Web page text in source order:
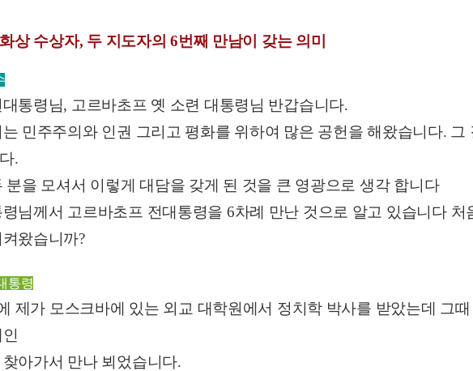
상 수상자, 두 지도자의 6번째 만남이 갖는 의미
통령님, 고르바초프 옛 소련 대통령님 반갑습니다.
민주주의와 인권 그리고 평화를 위하여 많은 공헌을 해왔습니다.
.
분을 모셔서 이렇게 대담을 갖게 된 것을 큰 영광으로 생각 합니다
님께서 고르바초프 전대통령을 6차례 만난 것으로 알고 있습니다 처
왔습니까?
통령
제가 모스크바에 있는 외교 대학원에서 정치학 박사를 받았는데 그
아가서 만나 뵈었습니다.